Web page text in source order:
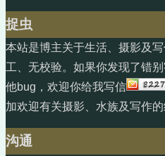
捉虫
本站是博主关于生活、摄影及
工、无校验。如果你发现了错
他bug，欢迎你给我写信
加欢迎有关摄影、水族及写作的
沟通